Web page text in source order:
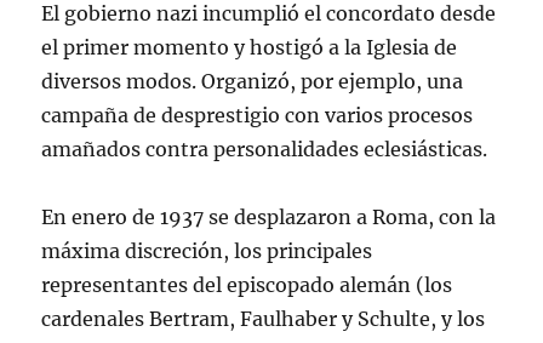
El gobierno nazi incumplió el concordato desde
el primer momento y hostigó a la Iglesia de
diversos modos. Organizó, por ejemplo, una
campaña de desprestigio con varios procesos
amañados contra personalidades eclesiásticas.
En enero de 1937 se desplazaron a Roma, con la
máxima discreción, los principales
representantes del episcopado alemán (los
cardenales Bertram, Faulhaber y Schulte, y los